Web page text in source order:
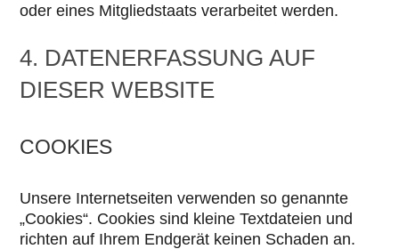
oder eines Mitgliedstaats verarbeitet werden.
4. DATENERFASSUNG AUF
DIESER WEBSITE
COOKIES
Unsere Internetseiten verwenden so genannte
„Cookies“. Cookies sind kleine Textdateien und
richten auf Ihrem Endgerät keinen Schaden an.